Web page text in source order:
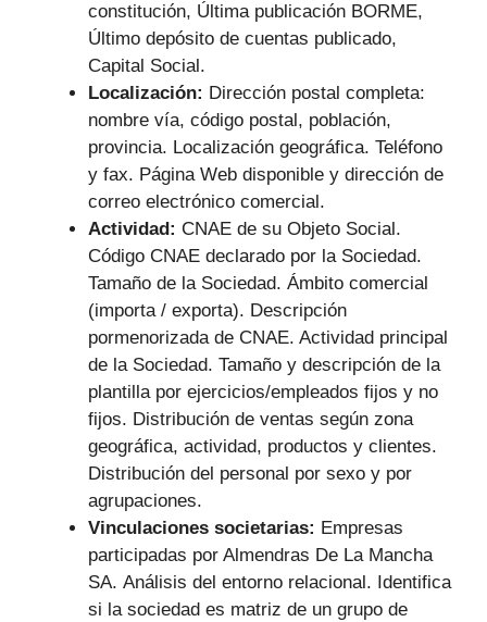
constitución, Última publicación BORME,
Último depósito de cuentas publicado,
Capital Social.
Localización: Dirección postal completa:
nombre vía, código postal, población,
provincia. Localización geográfica. Teléfono
y fax. Página Web disponible y dirección de
correo electrónico comercial.
Actividad: CNAE de su Objeto Social.
Código CNAE declarado por la Sociedad.
Tamaño de la Sociedad. Ámbito comercial
(importa / exporta). Descripción
pormenorizada de CNAE. Actividad principal
de la Sociedad. Tamaño y descripción de la
plantilla por ejercicios/empleados fijos y no
fijos. Distribución de ventas según zona
geográfica, actividad, productos y clientes.
Distribución del personal por sexo y por
agrupaciones.
Vinculaciones societarias: Empresas
participadas por Almendras De La Mancha
SA. Análisis del entorno relacional. Identifica
si la sociedad es matriz de un grupo de